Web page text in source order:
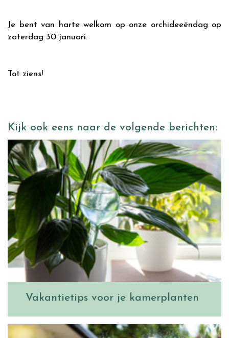
Je bent van harte welkom op onze orchideeëndag op
zaterdag 30 januari.
Tot ziens!
Kijk ook eens naar de volgende berichten:
Vakantietips voor je kamerplanten